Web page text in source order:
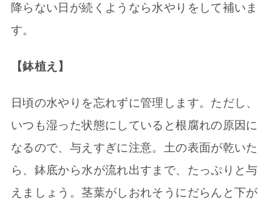
降らない日が続くようなら水やりをして補いま
す。
【鉢植え】
日頃の水やりを忘れずに管理します。ただし、
いつも湿った状態にしていると根腐れの原因に
なるので、与えすぎに注意。土の表面が乾いた
ら、鉢底から水が流れ出すまで、たっぷりと与
えましょう。茎葉がしおれそうにだらんと下が